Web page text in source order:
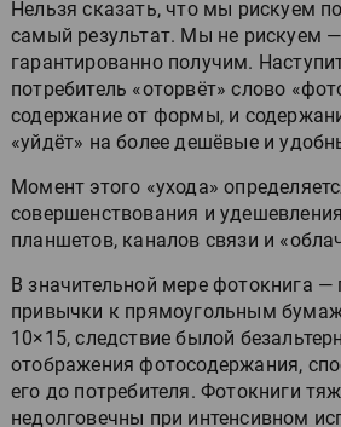
Нельзя сказать, что мы рискуем
самый результат. Мы не рискуем
гарантированно получим.
потребитель «оторвёт» слово
содержание от формы, и
«уйдёт» на более дешёвые и
Момент этого «ухода»
совершенствования и
планшетов, каналов связи и
В значительной мере фотокнига —
привычки к прямоугольным
10×15, следствие былой
отображения фотосодержания,
его до потребителя. Фотокниги
недолговечны при интенсивном